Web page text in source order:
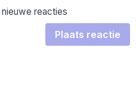
reacties
Plaats reactie